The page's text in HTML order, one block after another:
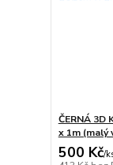
ČERNÁ 3D
x 1m (malý
500 Kč/